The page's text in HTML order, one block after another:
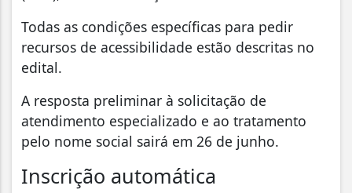
Todas as condições específicas para pedir
recursos de acessibilidade estão descritas no
edital.
A resposta preliminar à solicitação de
atendimento especializado e ao tratamento
pelo nome social sairá em 26 de junho.
Inscrição automática